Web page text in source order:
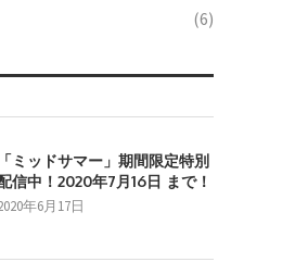
(6)
「ミッドサマー」期間限定特別
信中！2020年7月16日 まで！
年6月17日